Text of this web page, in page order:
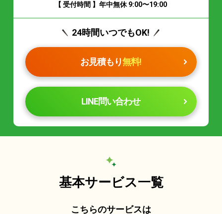
【 受付時間 】年中無休 9:00〜19:00
24時間いつでもOK!
お見積もり無料!
LINE問い合わせ
基本サービス一覧
こちらのサービスは